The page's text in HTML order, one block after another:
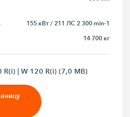
155 кВт / 211 ЛС 2 300 min-1
14 700 кг
| W 120 R(i) (7,0 MB)